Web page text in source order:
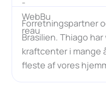
Forretningspartner
Brasilien. Thiago
kraftcenter i mange
fleste af vores